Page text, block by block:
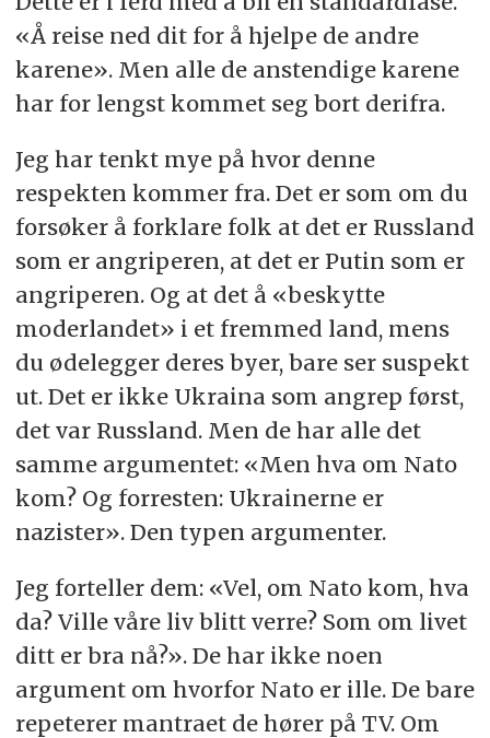
«Å reise ned dit for å hjelpe de andre
karene». Men alle de anstendige karene
har for lengst kommet seg bort derifra.
Jeg har tenkt mye på hvor denne
respekten kommer fra. Det er som om du
forsøker å forklare folk at det er Russland
som er angriperen, at det er Putin som er
angriperen. Og at det å «beskytte
moderlandet» i et fremmed land, mens
du ødelegger deres byer, bare ser suspekt
ut. Det er ikke Ukraina som angrep først,
det var Russland. Men de har alle det
samme argumentet: «Men hva om Nato
kom? Og forresten: Ukrainerne er
nazister». Den typen argumenter.
Jeg forteller dem: «Vel, om Nato kom, hva
da? Ville våre liv blitt verre? Som om livet
ditt er bra nå?». De har ikke noen
argument om hvorfor Nato er ille. De bare
repeterer mantraet de hører på TV. Om